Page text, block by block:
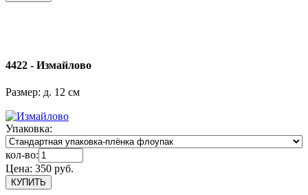
4422 - Измайлово
Размер: д. 12 см
Упаковка:
кол-во:
Цена: 350 руб.